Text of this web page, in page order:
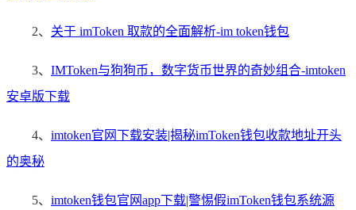
2、 关于 imToken 取款的全面解析-im token钱包
3、 IMToken与狗狗币，数字货币世界的奇妙组合-imtoken
安卓版下载
4、 imtoken官网下载安装|揭秘imToken钱包收款地址开头
的奥秘
5、 imtoken钱包官网app下载|警惕假imToken钱包系统源